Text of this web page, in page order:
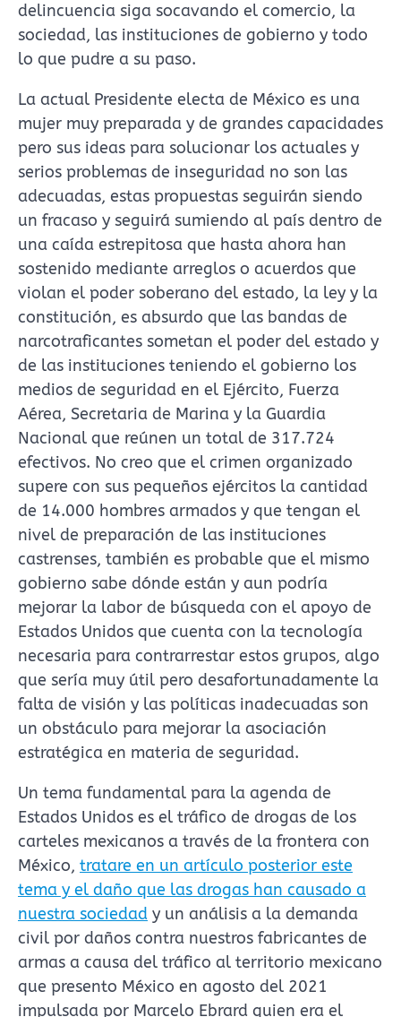
delincuencia siga socavando el comercio, la
sociedad, las instituciones de gobierno y todo
lo que pudre a su paso.
La actual Presidente electa de México es una
mujer muy preparada y de grandes capacidades
pero sus ideas para solucionar los actuales y
serios problemas de inseguridad no son las
adecuadas, estas propuestas seguirán siendo
un fracaso y seguirá sumiendo al país dentro de
una caída estrepitosa que hasta ahora han
sostenido mediante arreglos o acuerdos que
violan el poder soberano del estado, la ley y la
constitución, es absurdo que las bandas de
narcotraficantes sometan el poder del estado y
de las instituciones teniendo el gobierno los
medios de seguridad en el Ejército, Fuerza
Aérea, Secretaria de Marina y la Guardia
Nacional que reúnen un total de 317.724
efectivos. No creo que el crimen organizado
supere con sus pequeños ejércitos la cantidad
de 14.000 hombres armados y que tengan el
nivel de preparación de las instituciones
castrenses, también es probable que el mismo
gobierno sabe dónde están y aun podría
mejorar la labor de búsqueda con el apoyo de
Estados Unidos que cuenta con la tecnología
necesaria para contrarrestar estos grupos, algo
que sería muy útil pero desafortunadamente la
falta de visión y las políticas inadecuadas son
un obstáculo para mejorar la asociación
estratégica en materia de seguridad.
Un tema fundamental para la agenda de
Estados Unidos es el tráfico de drogas de los
carteles mexicanos a través de la frontera con
México, tratare en un artículo posterior este
tema y el daño que las drogas han causado a
nuestra sociedad y un análisis a la demanda
civil por daños contra nuestros fabricantes de
armas a causa del tráfico al territorio mexicano
que presento México en agosto del 2021
impulsada por Marcelo Ebrard quien era el